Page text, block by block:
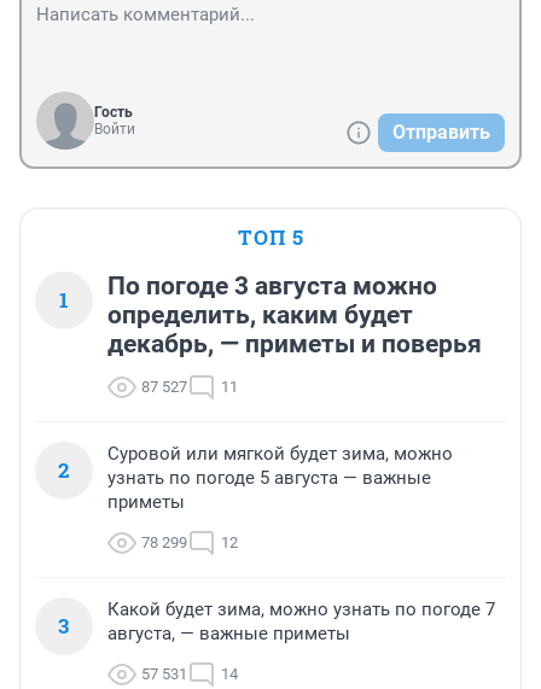
Гость
Войти
Отправить
ТОП 5
1
По погоде 3 августа можно
определить, каким будет
декабрь, — приметы и поверья
87 527 11
2
Суровой или мягкой будет зима, можно
узнать по погоде 5 августа — важные
приметы
78 299 12
3
Какой будет зима, можно узнать по погоде 7
августа, — важные приметы
57 531 14